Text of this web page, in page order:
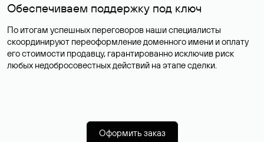
Обеспечиваем поддержку под ключ
По итогам успешных переговоров наши специалисты
скоординируют переоформление доменного имени и оплату
его стоимости продавцу, гарантированно исключив риск
любых недобросовестных действий на этапе сделки.
Оформить заказ